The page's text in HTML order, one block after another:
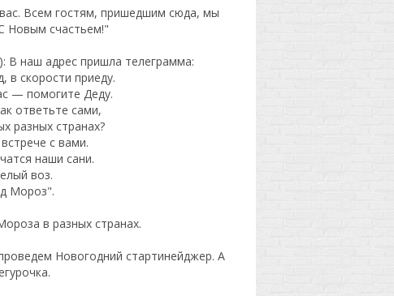
Всем гостям, пришедшим сюда, мы
Новым счастьем!"
В наш адрес пришла телеграмма:
в скорости приеду.
— помогите Деду.
ответьте сами,
разных странах?
с вами.
наши сани.
воз.
Мороз".
в разных странах.
Новогодний стартинейджер. А